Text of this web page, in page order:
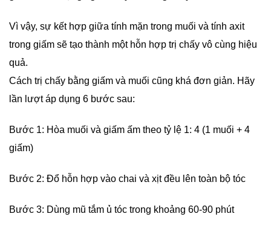
Vì vậy, sự kết hợp giữa tính mặn trong muối và tính axit
trong giấm sẽ tạo thành một hỗn hợp trị chấy vô cùng hiệu
quả.
Cách trị chấy bằng giấm và muối cũng khá đơn giản. Hãy
lần lượt áp dụng 6 bước sau:
Bước 1: Hòa muối và giấm ấm theo tỷ lệ 1: 4 (1 muối + 4
giấm)
Bước 2: Đổ hỗn hợp vào chai và xịt đều lên toàn bộ tóc
Bước 3: Dùng mũ tắm ủ tóc trong khoảng 60-90 phút